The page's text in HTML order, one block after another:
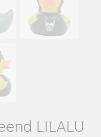
LILALU